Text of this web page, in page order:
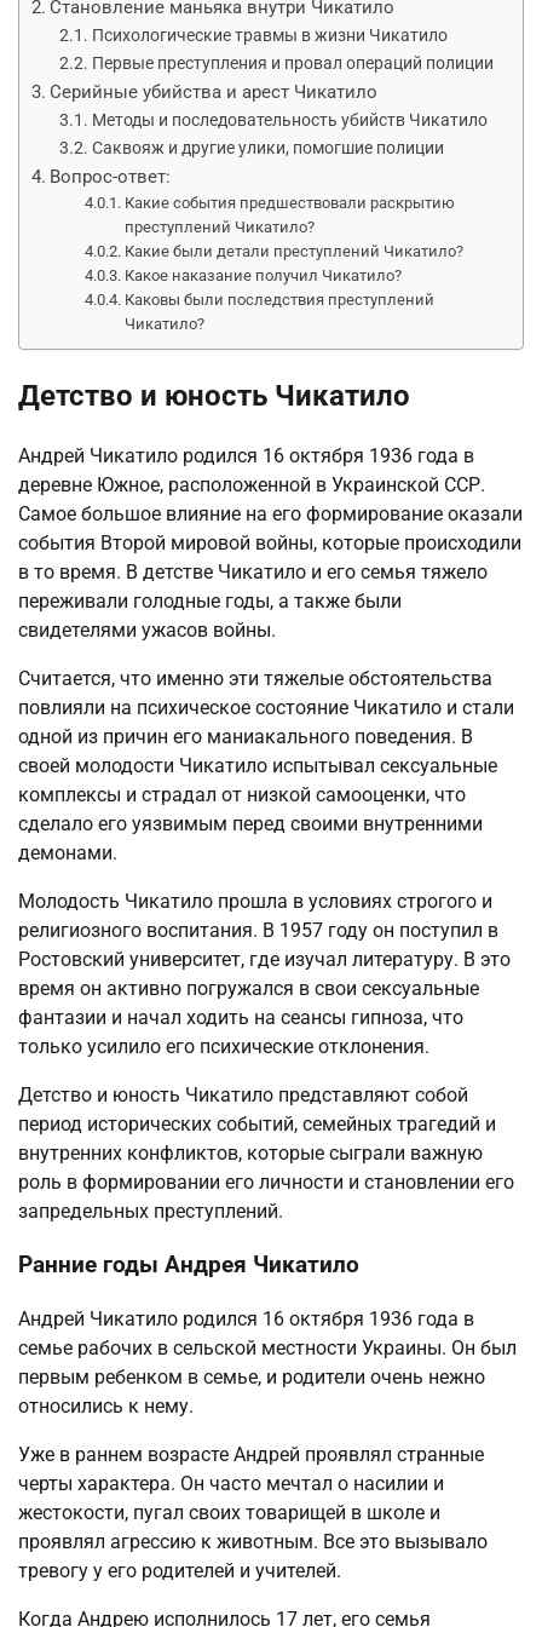
Становление маньяка внутри Чикатило
Психологические травмы в жизни Чикатило
Первые преступления и провал операций полиции
Серийные убийства и арест Чикатило
Методы и последовательность убийств Чикатило
Саквояж и другие улики, помогшие полиции
Вопрос-ответ:
Какие события предшествовали раскрытию
преступлений Чикатило?
Какие были детали преступлений Чикатило?
Какое наказание получил Чикатило?
Каковы были последствия преступлений
Чикатило?
Детство и юность Чикатило
Андрей Чикатило родился 16 октября 1936 года в
деревне Южное, расположенной в Украинской ССР.
Самое большое влияние на его формирование оказали
события Второй мировой войны, которые происходили
в то время. В детстве Чикатило и его семья тяжело
переживали голодные годы, а также были
свидетелями ужасов войны.
Считается, что именно эти тяжелые обстоятельства
повлияли на психическое состояние Чикатило и стали
одной из причин его маниакального поведения. В
своей молодости Чикатило испытывал сексуальные
комплексы и страдал от низкой самооценки, что
сделало его уязвимым перед своими внутренними
демонами.
Молодость Чикатило прошла в условиях строгого и
религиозного воспитания. В 1957 году он поступил в
Ростовский университет, где изучал литературу. В это
время он активно погружался в свои сексуальные
фантазии и начал ходить на сеансы гипноза, что
только усилило его психические отклонения.
Детство и юность Чикатило представляют собой
период исторических событий, семейных трагедий и
внутренних конфликтов, которые сыграли важную
роль в формировании его личности и становлении его
запредельных преступлений.
Ранние годы Андрея Чикатило
Андрей Чикатило родился 16 октября 1936 года в
семье рабочих в сельской местности Украины. Он был
первым ребенком в семье, и родители очень нежно
относились к нему.
Уже в раннем возрасте Андрей проявлял странные
черты характера. Он часто мечтал о насилии и
жестокости, пугал своих товарищей в школе и
проявлял агрессию к животным. Все это вызывало
тревогу у его родителей и учителей.
Когда Андрею исполнилось 17 лет, его семья